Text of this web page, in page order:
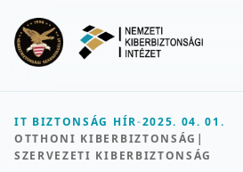
IT BIZTONSÁG HÍR-2025. 04. 01.
OTTHONI KIBERBIZTONSÁG |
SZERVEZETI KIBERBIZTONSÁG